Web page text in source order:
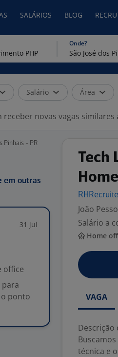
SALÁRIOS BLOG
Onde?
Salário Área
novas vagas similares
Pinhais - PR
em outras
31 jul
office
para
ponto
Tech
João
Salário a
Home
VAGA
técnica e